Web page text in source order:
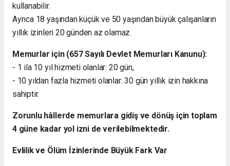
kullanabilir.
Ayrıca 18 yaşından küçük ve 50 yaşından büyük çalışanların
yıllık izinleri 20 günden az olamaz.
Memurlar için (657 Sayılı Devlet Memurları Kanunu):
- 1 ila 10 yıl hizmeti olanlar: 20 gün,
- 10 yıldan fazla hizmeti olanlar: 30 gün yıllık izin hakkına
sahiptir.
Zorunlu hâllerde memurlara gidiş ve dönüş için toplam
4 güne kadar yol izni de verilebilmektedir.
Evlilik ve Ölüm İzinlerinde Büyük Fark Var